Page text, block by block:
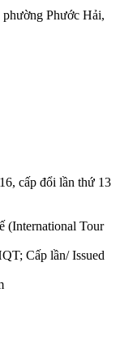
Phước Hải,
cấp đổi lần thứ 13
(International Tour
Cấp lần/ Issued